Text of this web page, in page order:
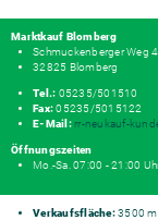
Marktkauf Blomberg
Schmuckenberger Weg
32825 Blomberg
Tel.: 05235/501510
Fax:05235/5015122
E-Mail: rr-neukauf-
Öffnungszeiten
Mo.-Sa. 07:00 - 21:00
Verkaufsfläche:3500